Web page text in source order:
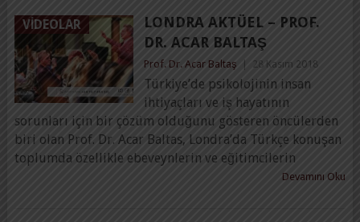
VIDEOLAR
LONDRA AKTÜEL – PROF.
DR. ACAR BALTAŞ
Prof. Dr. Acar Baltaş 28 Kasım 2018
Türkiye’de psikolojinin insan
ihtiyaçları ve iş hayatının
sorunları için bir çözüm olduğunu gösteren öncülerden
biri olan Prof. Dr. Acar Baltas, Londra’da Türkçe konuşan
toplumda özellikle ebeveynlerin ve eğitimcilerin
Devamını Oku